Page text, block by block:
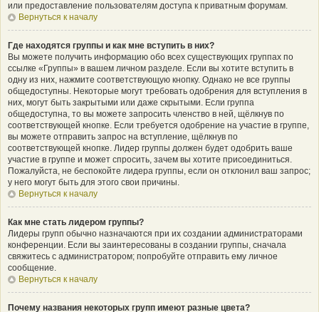
или предоставление пользователям доступа к приватным форумам.
Вернуться к началу
Где находятся группы и как мне вступить в них?
Вы можете получить информацию обо всех существующих группах по
ссылке «Группы» в вашем личном разделе. Если вы хотите вступить в
одну из них, нажмите соответствующую кнопку. Однако не все группы
общедоступны. Некоторые могут требовать одобрения для вступления в
них, могут быть закрытыми или даже скрытыми. Если группа
общедоступна, то вы можете запросить членство в ней, щёлкнув по
соответствующей кнопке. Если требуется одобрение на участие в группе,
вы можете отправить запрос на вступление, щёлкнув по
соответствующей кнопке. Лидер группы должен будет одобрить ваше
участие в группе и может спросить, зачем вы хотите присоединиться.
Пожалуйста, не беспокойте лидера группы, если он отклонил ваш запрос;
у него могут быть для этого свои причины.
Вернуться к началу
Как мне стать лидером группы?
Лидеры групп обычно назначаются при их создании администраторами
конференции. Если вы заинтересованы в создании группы, сначала
свяжитесь с администратором; попробуйте отправить ему личное
сообщение.
Вернуться к началу
Почему названия некоторых групп имеют разные цвета?